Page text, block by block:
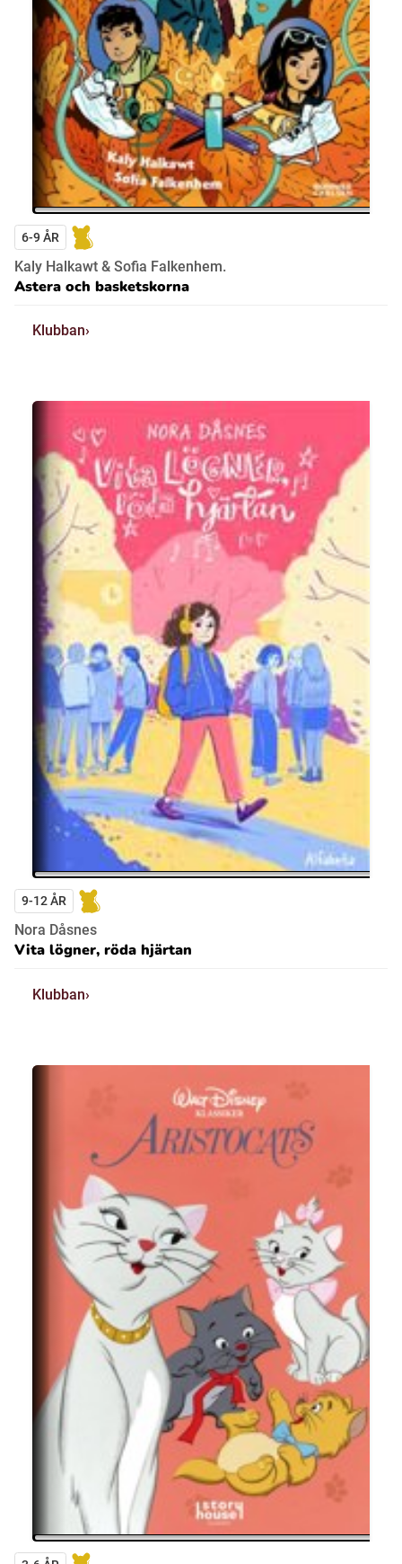
6-9 ÅR
Kaly Halkawt & Sofia Falkenhem.
Astera och basketskorna
Klubban
9-12 ÅR
Nora Dåsnes
Vita lögner, röda hjärtan
Klubban